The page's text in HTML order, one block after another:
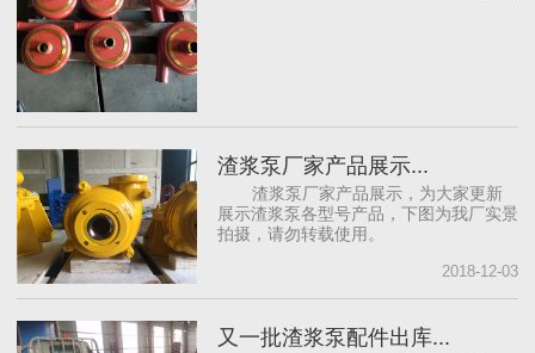
渣浆泵厂家产品展示...
渣浆泵厂家产品展示，为大家更新
展示渣浆泵各型号产品，下图为我厂实景
拍摄，请勿转载使用。
2018-12-03
又一批渣浆泵配件出库...